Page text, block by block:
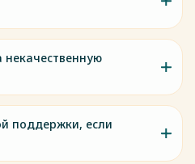
некачественную
поддержки, если